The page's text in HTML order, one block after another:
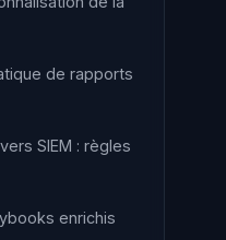
de rapports
SIEM : règles
enrichis